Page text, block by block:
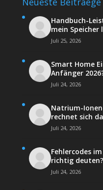
Handbuch-
mein Speicher
Juli 25, 2026
Smart Home
Anfänger
Juli 24, 2026
Natrium-
rechnet sich
Juli 24, 2026
Fehlercodes
richtig deuten?
Juli 24, 2026